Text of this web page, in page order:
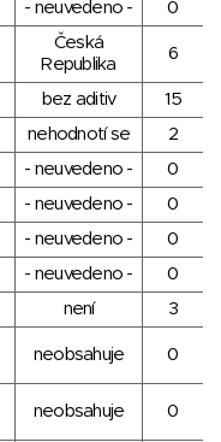
- neuvedeno - 0
Česká
Republika
6
bez aditiv
15
nehodnotí se
2
- neuvedeno -
0
- neuvedeno -
0
- neuvedeno -
0
- neuvedeno -
0
není
3
neobsahuje 0
neobsahuje 0